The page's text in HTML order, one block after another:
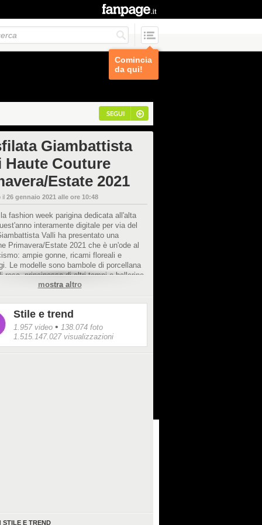
Comincia
da qui!
SEGUI
Giambattista
Haute Couture
Estate 2021
il 26 gennaio 2021 alle ore 10:48
la fashion week parigina dedicata all'alta
interamente digitale per via del
Valli ha presentato una
Primavera/Estate 2021 che è un'ode al
ampie gonne, ricami floreali e
Le modelle sono bambole di porcellana
rosa, principesse di altri tempi o ballerine
con vestiti a pois: non a caso, il video
è ambientato tra le architetture di
mostra altro
Stile e trend
1.957 video • 138.074 foto
1.515.147.027 visualizzazioni
STILE E TREND